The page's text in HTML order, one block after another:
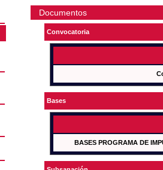
Documentos
Convocatoria
Bases
BASES PROGRAMA DE